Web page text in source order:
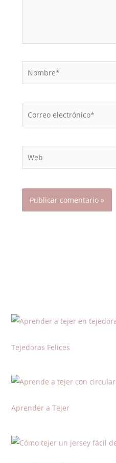
Nombre*
Correo
electrónico*
Tejedoras Felices
Aprender a Tejer